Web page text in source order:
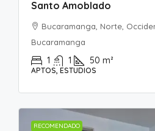
Santo Amoblado
Bucaramanga, Norte,
Bucaramanga
1 1 50 m²
APTOS, ESTUDIOS
RECOMENDADO